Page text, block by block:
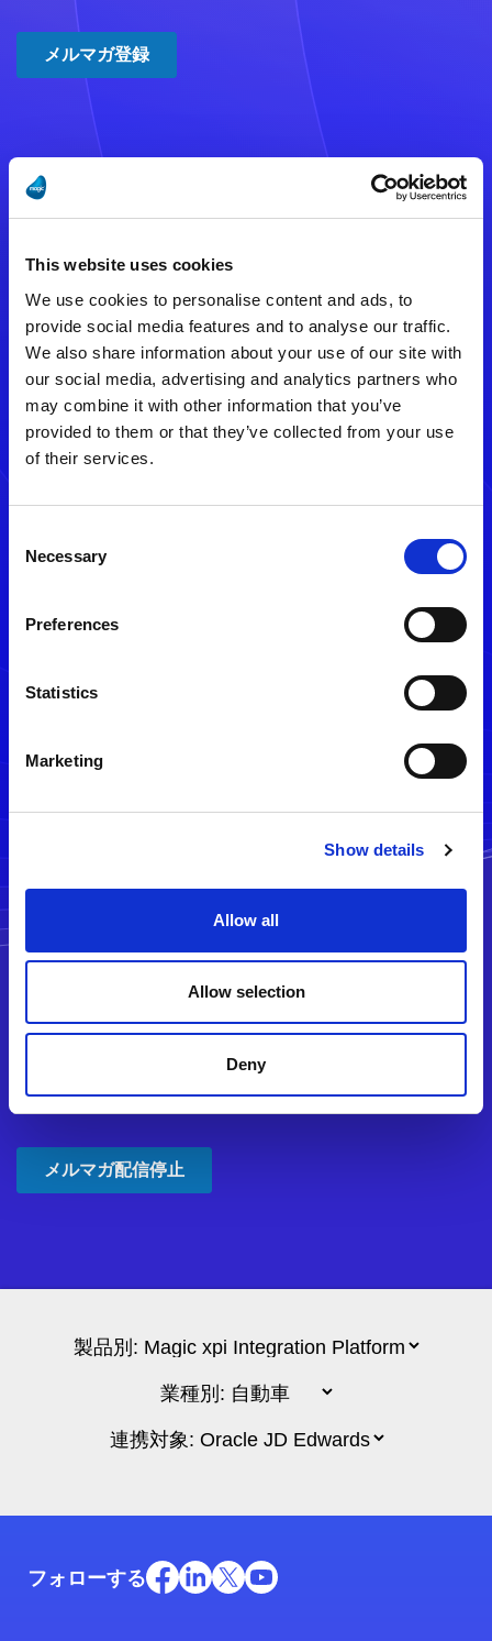
This website uses cookies
We use cookies to personalise content and ads, to
provide social media features and to analyse our traffic.
We also share information about your use of our site with
our social media, advertising and analytics partners who
may combine it with other information that you’ve
provided to them or that they’ve collected from your use
of their services.
Selection
Necessary
Preferences
Statistics
Marketing
Show details
Allow all
Allow selection
Deny
注意事項
ある可能性があります。
メールアドレスをご確認のうえ、
再度手続きを行ってください。
メルマガ配信停止
フォローする